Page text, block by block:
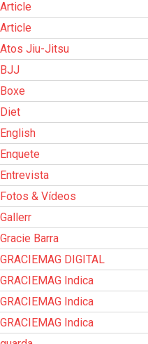
Article
Article
Atos Jiu-Jitsu
BJJ
Boxe
Diet
English
Enquete
Entrevista
Fotos & Vídeos
Gallerr
Gracie Barra
GRACIEMAG DIGITAL
GRACIEMAG Indica
GRACIEMAG Indica
GRACIEMAG Indica